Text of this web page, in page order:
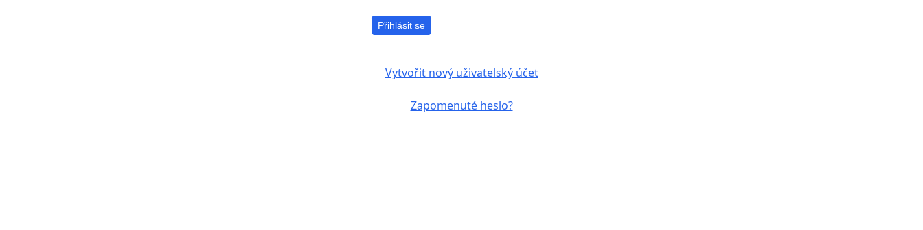
Přihlásit se
Vytvořit nový uživatelský účet
Zapomenuté heslo?